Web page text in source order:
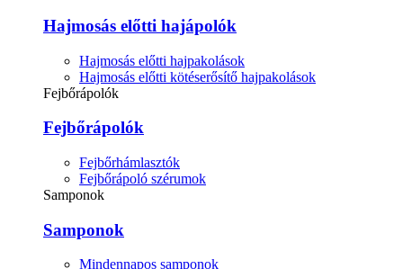
Hajmosás előtti hajápolók
Hajmosás előtti hajpakolások
Hajmosás előtti kötéserősítő hajpakolások
Fejbőrápolók
Fejbőrápolók
Fejbőrhámlasztók
Fejbőrápoló szérumok
Samponok
Samponok
Mindennapos samponok